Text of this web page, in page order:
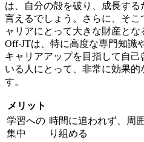
は、自分の殻を破り、成長す
言えるでしょう。さらに、そ
ャリアにとって大きな財産とな
Off-JTは、特に高度な専門知識
キャリアアップを目指して自
いる人にとって、非常に効果的
す。
メリット
学習への
集中
時間に追われず、周
り組める